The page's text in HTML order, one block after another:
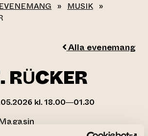
EVENEMANG » MUSIK »
Alla evenemang
RÜCKER
kl. 18.00—01.30